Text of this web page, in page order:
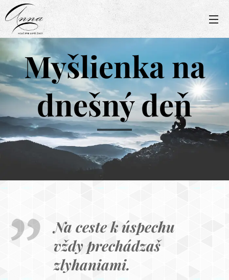
Myšlienka na
dnešný deň
Na ceste k úspechu
vždy prechádzaš
zlyhaniami.